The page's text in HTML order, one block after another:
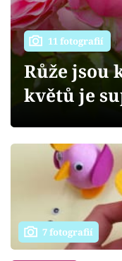
Přihlášení
Sledujte nás
11 fotografií
Růže jsou
květů je
7 fotografií